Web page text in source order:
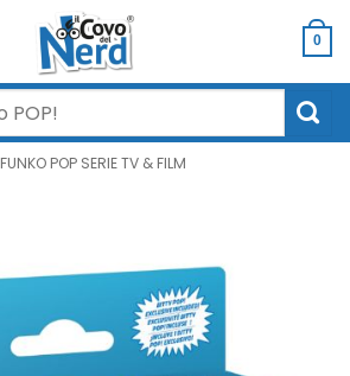
0
FUNKO POP SERIE TV & FILM